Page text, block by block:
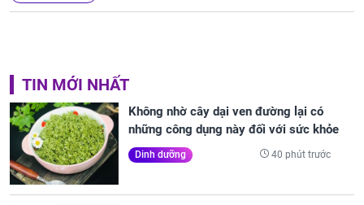
TIN MỚI NHẤT
Không nhờ cây dại ven đường lại có
những công dụng này đối với sức khỏe
Dinh dưỡng 40 phút trước